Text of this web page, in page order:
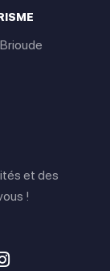
et des
!
nous
Suivez-